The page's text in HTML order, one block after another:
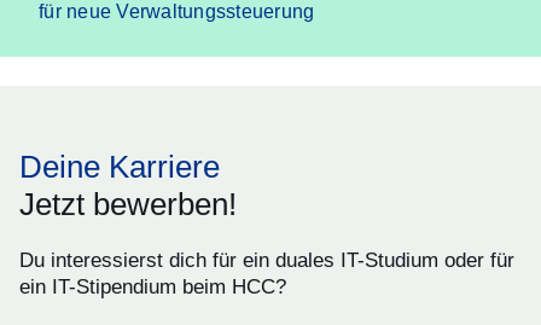
für neue Verwaltungssteuerung
Deine Karriere
Jetzt bewerben!
Du interessierst dich für ein duales IT-Studium oder für
ein IT-Stipendium beim HCC?